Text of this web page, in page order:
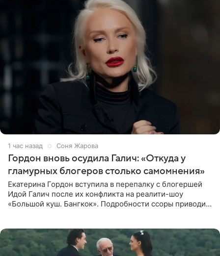
1 час назад Соня Жарова
Гордон вновь осудила Галич: «Откуда у
гламурных блогеров столько самомнения»
Екатерина Гордон вступила в перепалку с блогершей
Идой Галич после их конфликта на реалити-шоу
«Большой куш. Бангкок». Подробности ссоры приводит